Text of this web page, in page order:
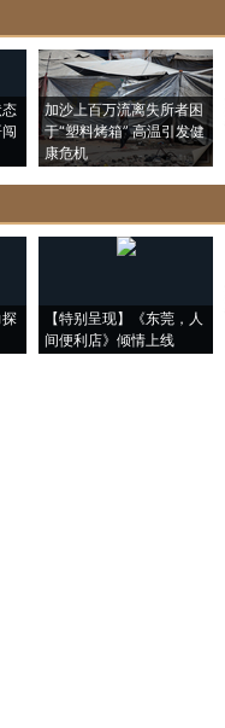
加沙上百万流离失所者困
于“塑料烤箱” 高温引发健
康危机
探
【特别呈现】《东莞，人
间便利店》倾情上线